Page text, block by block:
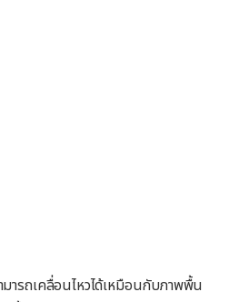
รถเคลื่อนไหวได้เหมือนกับภาพพื้น